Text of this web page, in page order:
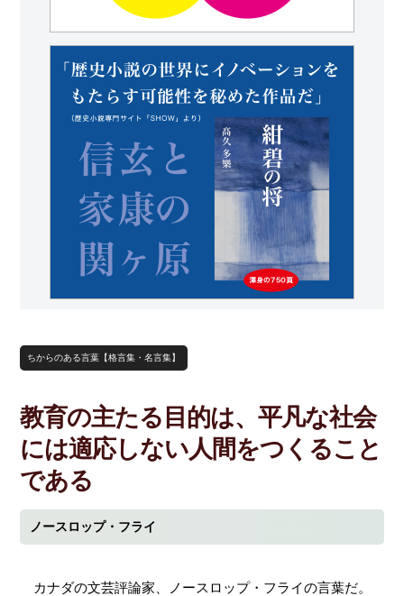
ちからのある言葉【格言集・名言集】
教育の主たる目的は、平凡な社会
には適応しない人間をつくること
である
ノースロップ・フライ
カナダの文芸評論家、ノースロップ・フライの言葉だ。